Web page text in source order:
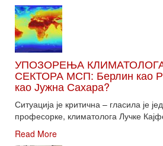
УПОЗОРЕЊА
СЕКТОРА МСП: Берлин као
као Јужна Сахара?
Ситуација је критична – гласила је
професорке, климатолога Лучке
Read More